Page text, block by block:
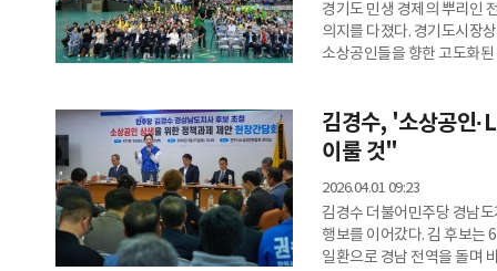
경기도 민생 경제의 뿌리인
의지를 다졌다. 경기도시장
소상공인들을 향한 고도화
회장을 비롯해 김민철 경상
회원 등 약 1,500명이 집결해
김경수, '소상공인
이룰 것"
2026.04.01 09:23
김경수 더불어민주당 경남
행보를 이어갔다. 김 후보는
일환으로 경남 전역을 돌며